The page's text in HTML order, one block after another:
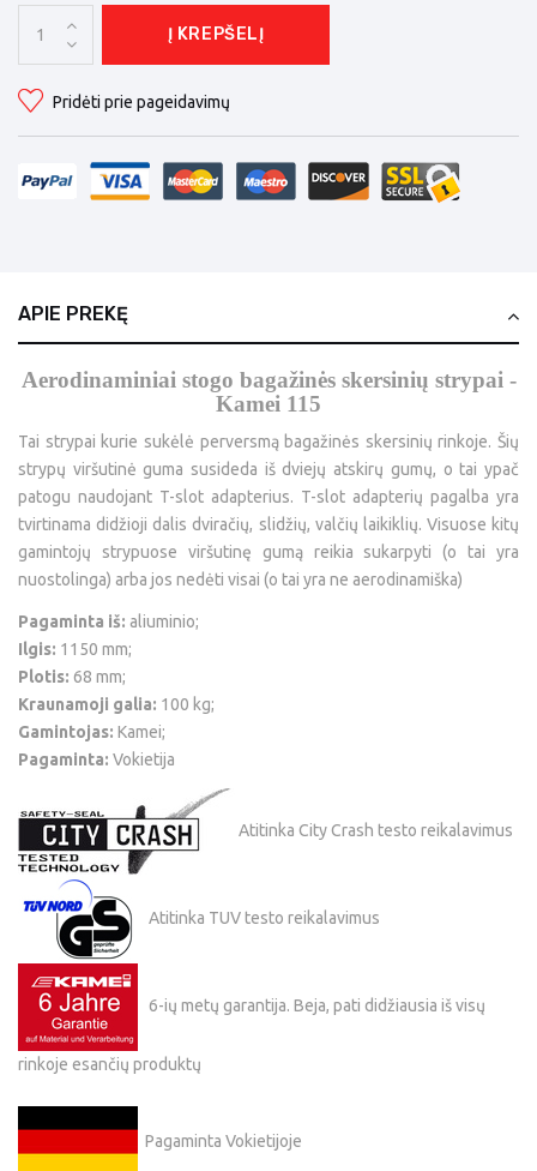
Į KREPŠELĮ
Pridėti prie pageidavimų
APIE PREKĘ
Aerodinaminiai stogo bagažinės skersinių strypai -
Kamei 115
Tai strypai kurie sukėlė perversmą bagažinės skersinių rinkoje. Šių
strypų viršutinė guma susideda iš dviejų atskirų gumų, o tai ypač
patogu naudojant T-slot adapterius. T-slot adapterių pagalba yra
tvirtinama didžioji dalis dviračių, slidžių, valčių laikiklių. Visuose kitų
gamintojų strypuose viršutinę gumą reikia sukarpyti (o tai yra
nuostolinga) arba jos nedėti visai (o tai yra ne aerodinamiška)
Pagaminta iš: aliuminio;
Ilgis: 1150 mm;
Plotis: 68 mm;
Kraunamoji galia: 100 kg;
Gamintojas: Kamei;
Pagaminta: Vokietija
Atitinka City Crash testo reikalavimus
Atitinka TUV testo reikalavimus
6-ių metų garantija. Beja, pati didžiausia iš visų
rinkoje esančių produktų
Pagaminta Vokietijoje